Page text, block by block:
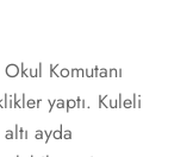
Okul Komutanı
yaptı. Kuleli
ayda